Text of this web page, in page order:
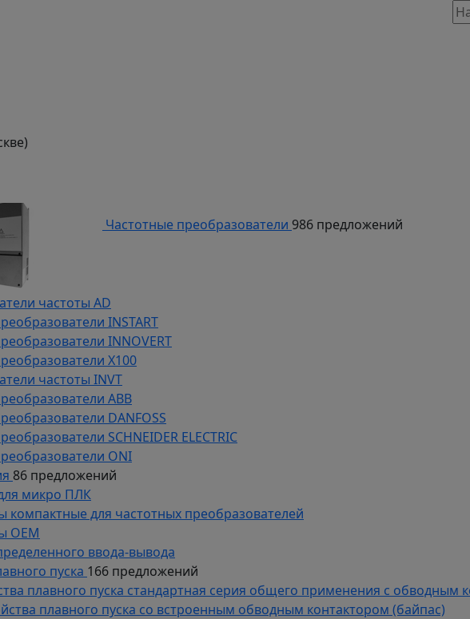
Частотные преобразователи 986 предложений
частоты AD
INSTART
INNOVERT
Х100
частоты INVT
ABB
DANFOSS
SCHNEIDER ELECTRIC
ONI
86 предложений
микро ПЛК
компактные для частотных преобразователей
ОЕМ
ввода-вывода
пуска 166 предложений
плавного пуска стандартная серия общего применения с обводным
плавного пуска со встроенным обводным контактором (байпас)